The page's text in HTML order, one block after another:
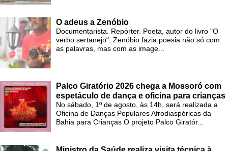
O adeus a Zenóbio
Documentarista. Repórter. Poeta, autor do livro "O
verbo sertanejo", Zenóbio fazia poesia não só com
as palavras, mas com as image...
Palco Giratório 2026 chega a Mossoró com
espetáculo de dança e oficina para crianças
No sábado, 1º de agosto, às 14h, será realizada a
Oficina de Danças Populares Afrodiaspóricas da
Bahia para Crianças O projeto Palco Giratór...